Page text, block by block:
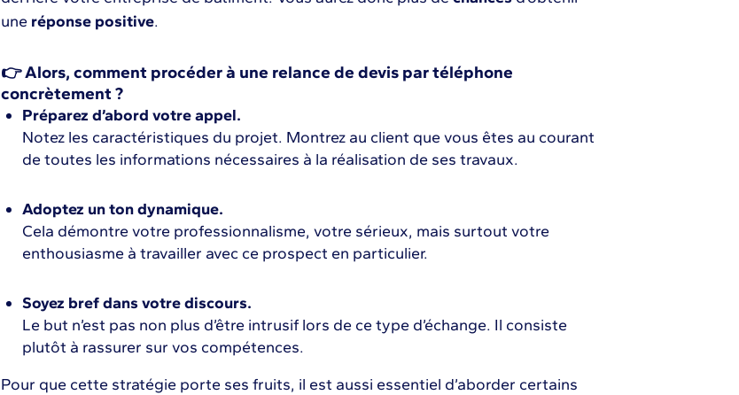
une réponse positive.
👉 Alors, comment procéder à une relance de devis par téléphone
concrètement ?
Préparez d’abord votre appel.
Notez les caractéristiques du projet. Montrez au client que vous êtes au courant
de toutes les informations nécessaires à la réalisation de ses travaux.
Adoptez un ton dynamique.
Cela démontre votre professionnalisme, votre sérieux, mais surtout votre
enthousiasme à travailler avec ce prospect en particulier.
Soyez bref dans votre discours.
Le but n’est pas non plus d’être intrusif lors de ce type d’échange. Il consiste
plutôt à rassurer sur vos compétences.
Pour que cette stratégie porte ses fruits, il est aussi essentiel d’aborder certains